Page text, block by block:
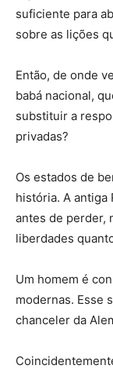
suficiente para
sobre as lições
Então, de onde
babá nacional,
substituir a
privadas?
Os estados de
história. A antiga
antes de perder,
liberdades
Um homem é
modernas. Esse
chanceler da